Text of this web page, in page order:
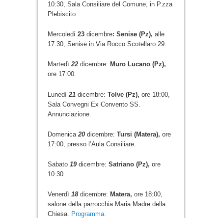
10:30, Sala Consiliare del Comune, in P.zza
Plebiscito.
Mercoledì 23 dicembre: Senise (Pz), alle
17.30, Senise in Via Rocco Scotellaro 29.
Martedì22dicembre: Muro Lucano (Pz),
ore 17:00.
Lunedì 21dicembre: Tolve (Pz), ore 18:00,
Sala Convegni Ex Convento SS.
Annunciazione.
Domenica 20dicembre: Tursi (Matera), ore
17:00, presso l’Aula Consiliare.
Sabato 19dicembre: Satriano (Pz), ore
10:30.
Venerdì 18 dicembre: Matera, ore 18:00,
salone della parrocchia Maria Madre della
Chiesa.
Programma.